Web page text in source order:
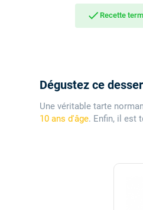
done Recette
Dégustez ce
Une véritable tarte
10 ans d'âge. Enfin, il est